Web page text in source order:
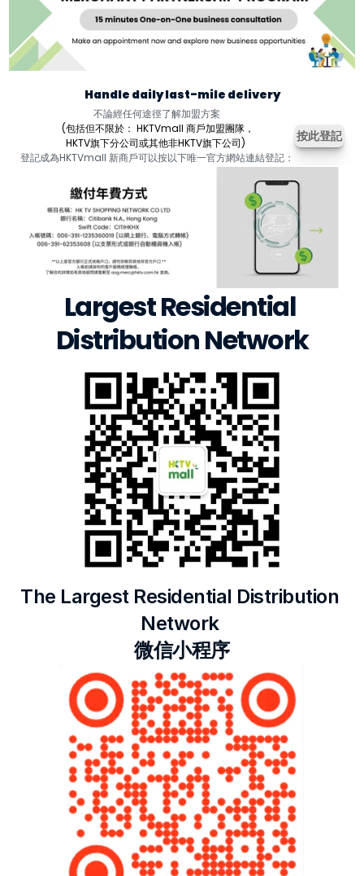
The Largest Residential Distribution
Network
微信小程序
Handle daily last-mile delivery
不論經任何途徑了解加盟方案
(包括但不限於： HKTVmall 商戶加盟團隊，
HKTV旗下分公司或其他非HKTV旗下公司)
登記成為HKTVmall 新商戶可以按以下唯一官方網站連結登記：
按此登記
Largest Residential
Distribution Network